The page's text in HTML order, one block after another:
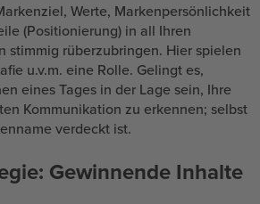
Werte, Markenpersönlichkeit
(Positionierung) in all Ihren
stimmig rüberzubringen. Hier spielen
u.v.m. eine Rolle. Gelingt es,
eines Tages in der Lage sein, Ihre
Kommunikation zu erkennen; selbst
verdeckt ist.
Gewinnende Inhalte